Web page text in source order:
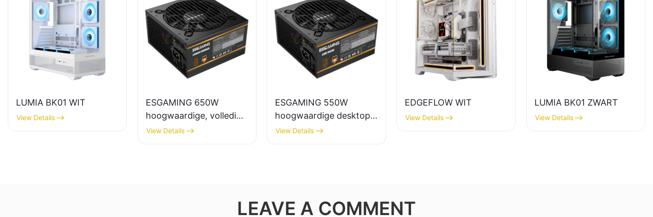
LUMIA BK01 WIT
View Details
ESGAMING 650W
hoogwaardige, volledig
functionele desktop-pc-
voeding met 85%
View Details
ESGAMING 550W
hoogwaardige desktop-
pc-voeding met 85%
rendement en 80+
View Details
EDGEFLOW WIT
View Details
LUMIA BK01 ZWART
View Details
LEAVE A COMMENT